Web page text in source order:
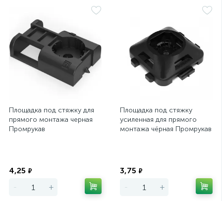
Площадка под стяжку для
прямого монтажа черная
Промрукав
4,25 ₽
- +
Площадка под стяжку
усиленная для прямого
монтажа чёрная Промрукав
3,75 ₽
- +